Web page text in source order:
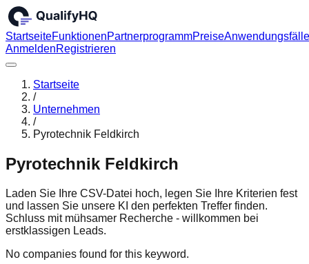
StartseiteFunktionenPartnerprogrammPreiseAnwendungsfälle
AnmeldenRegistrieren
Startseite
/
Unternehmen
/
Pyrotechnik Feldkirch
Pyrotechnik Feldkirch
Laden Sie Ihre CSV-Datei hoch, legen Sie Ihre Kriterien fest
und lassen Sie unsere KI den perfekten Treffer finden.
Schluss mit mühsamer Recherche - willkommen bei
erstklassigen Leads.
No companies found for this keyword.